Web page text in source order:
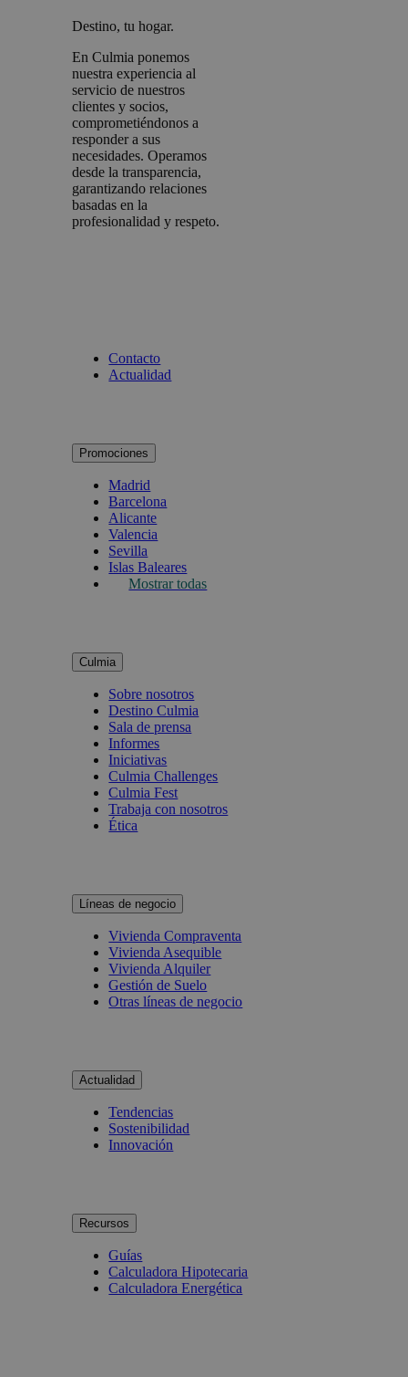
Destino, tu hogar.
En Culmia ponemos
nuestra experiencia al
servicio de nuestros
clientes y socios,
comprometiéndonos a
responder a sus
necesidades. Operamos
desde la transparencia,
garantizando relaciones
basadas en la
profesionalidad y respeto.
Contacto
Actualidad
Promociones
Madrid
Barcelona
Alicante
Valencia
Sevilla
Islas Baleares
Mostrar todas
Culmia
Sobre nosotros
Destino Culmia
Sala de prensa
Informes
Iniciativas
Culmia Challenges
Culmia Fest
Trabaja con nosotros
Ética
Líneas de negocio
Vivienda Compraventa
Vivienda Asequible
Vivienda Alquiler
Gestión de Suelo
Otras líneas de negocio
Actualidad
Tendencias
Sostenibilidad
Innovación
Recursos
Guías
Calculadora Hipotecaria
Calculadora Energética